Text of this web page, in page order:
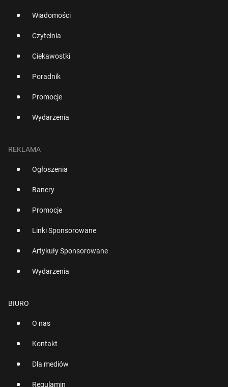
Wiadomości
Czytelnia
Ciekawostki
Poradnik
Promocje
Wydarzenia
REKLAMA
Ogłoszenia
Banery
Promocje
Linki Sponsorowane
Artykuły Sponsorowane
Wydarzenia
BIURO
O nas
Kontakt
Dla mediów
Regulamin